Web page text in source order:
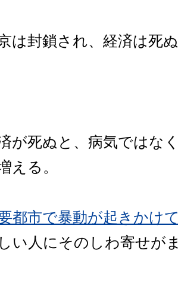
は封鎖され、経済は死
が死ぬと、病気ではな
える。
都市で暴動が起きかけ
い人にそのしわ寄せが